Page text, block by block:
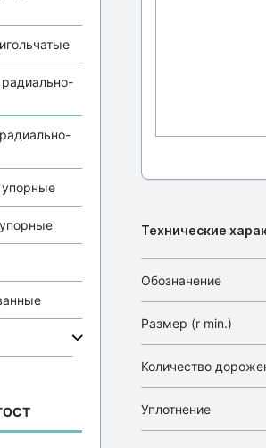
Технические
Обозначение
Размер (r min.)
Количество
Уплотнение